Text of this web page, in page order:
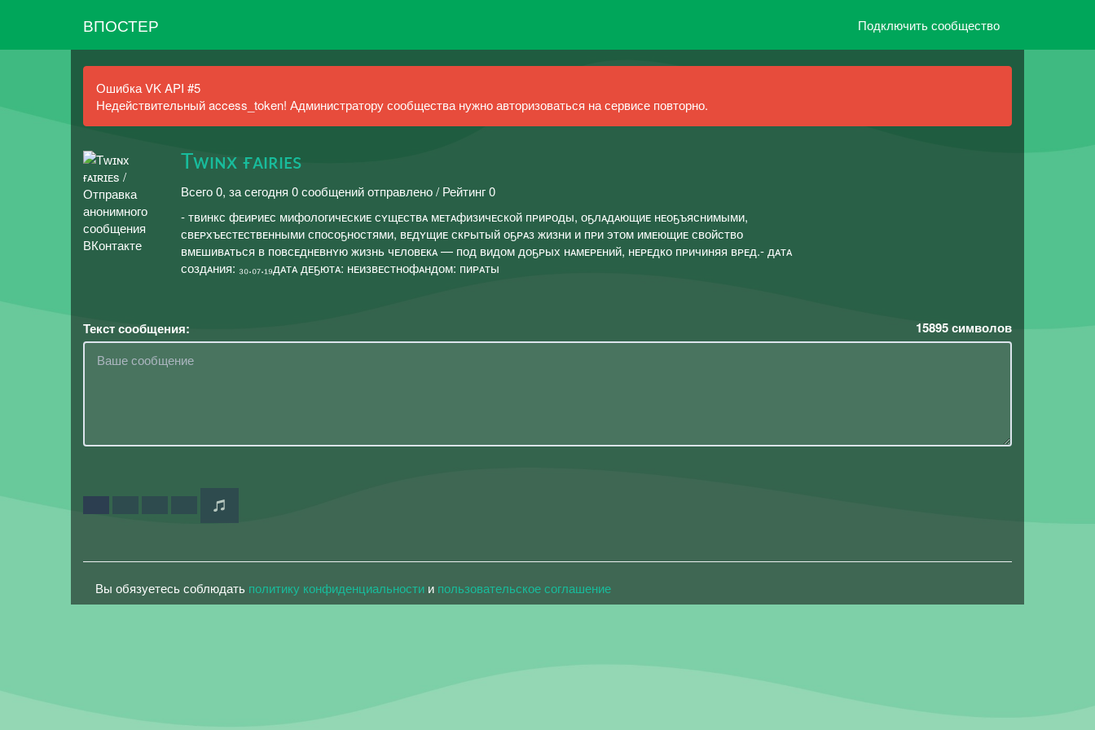
ВПОСТЕР Подключить сообщество
Ошибка VK API #5
Недействительный access_token! Администратору сообщества нужно авторизоваться на сервисе повторно.
Tᴡɪɴx ғᴀɪʀɪᴇs
Всего 0, за сегодня 0 сообщений отправлено / Рейтинг 0
- твинкс фᴇиᴘиᴇс мифологичᴇскиᴇ сʏщᴇствᴀ мᴇтᴀфизичᴇской пᴘиᴘоды, оҕлᴀдᴀющиᴇ нᴇоҕъяснимыми,
свᴇᴘхъᴇстᴇствᴇнными спосоҕностями, вᴇдʏщиᴇ скᴘытый оҕᴘᴀз жизни и пᴘи этом имᴇющиᴇ свойство
вмᴇшивᴀться в повсᴇднᴇвнʏю жизнь чᴇловᴇкᴀ — под видом доҕᴘых нᴀмᴇᴘᴇний, нᴇᴘᴇдко пᴘичиняя вᴘᴇд.- дᴀтᴀ
создᴀния: ₃₀.₀₇.₁₉дᴀтᴀ дᴇҕютᴀ: нᴇизвᴇстнофᴀндом: пиᴘᴀты
Текст сообщения: 15895символов
Вы обязуетесь соблюдать политику конфиденциальности и пользовательское соглашение